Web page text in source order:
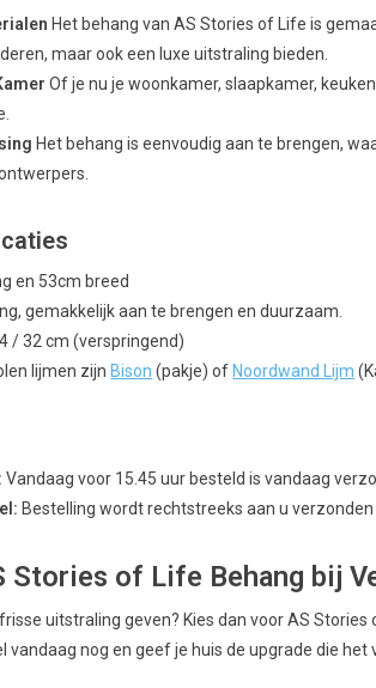
Het behang van AS Stories of Life is
maar ook een luxe uitstraling bieden.
Of je nu je woonkamer, slaapkamer,
Het behang is eenvoudig aan te brengen,
en 53cm breed
gemakkelijk aan te brengen en duurzaam.
/ 32 cm (verspringend)
lijmen zijn Bison (pakje) of Noordwand Lijm
Vandaag voor 15.45 uur besteld is vandaag
Bestelling wordt rechtstreeks aan u
Stories of Life Behang bij
uitstraling geven? Kies dan voor AS
vandaag nog en geef je huis de upgrade die het